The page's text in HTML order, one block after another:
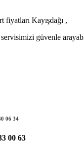
fiyatları Kayışdağı ,
servisimizi güvenle
06 34
00 63